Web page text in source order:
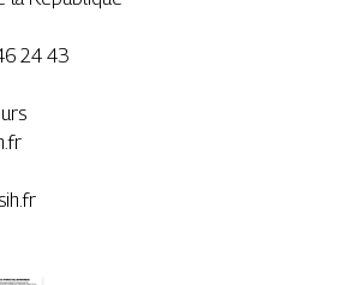
24 43